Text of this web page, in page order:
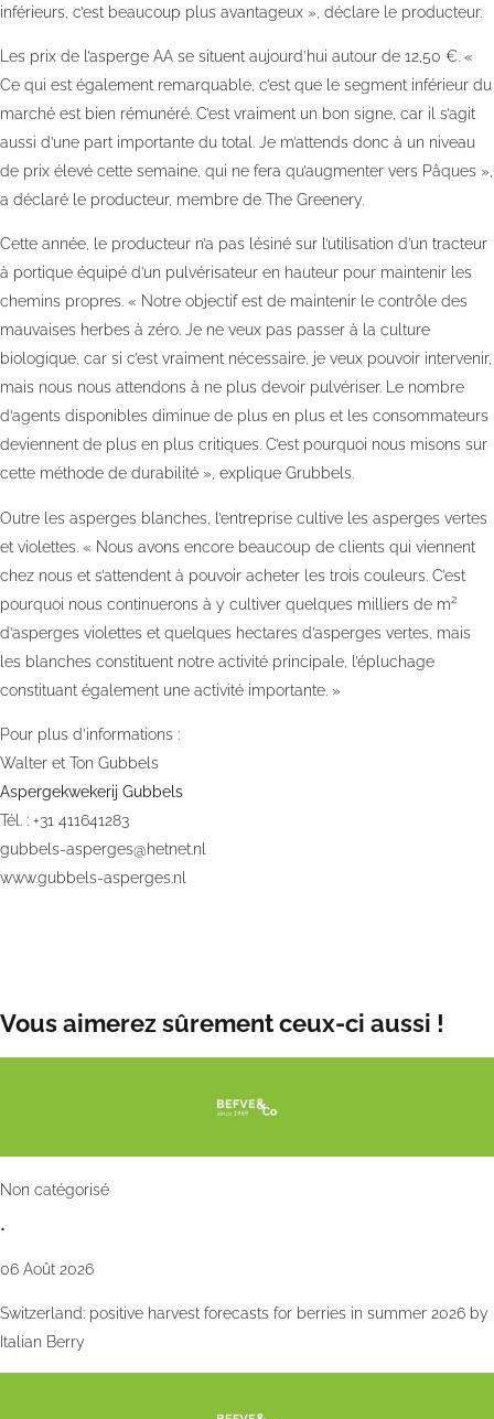
inférieurs, c’est beaucoup plus avantageux », déclare le producteur.
Les prix de l’asperge AA se situent aujourd’hui autour de 12,50 €. «
Ce qui est également remarquable, c’est que le segment inférieur du
marché est bien rémunéré. C’est vraiment un bon signe, car il s’agit
aussi d’une part importante du total. Je m’attends donc à un niveau
de prix élevé cette semaine, qui ne fera qu’augmenter vers Pâques »,
a déclaré le producteur, membre de The Greenery.
Cette année, le producteur n’a pas lésiné sur l’utilisation d’un tracteur
à portique équipé d’un pulvérisateur en hauteur pour maintenir les
chemins propres. « Notre objectif est de maintenir le contrôle des
mauvaises herbes à zéro. Je ne veux pas passer à la culture
biologique, car si c’est vraiment nécessaire, je veux pouvoir intervenir,
mais nous nous attendons à ne plus devoir pulvériser. Le nombre
d’agents disponibles diminue de plus en plus et les consommateurs
deviennent de plus en plus critiques. C’est pourquoi nous misons sur
cette méthode de durabilité », explique Grubbels.
Outre les asperges blanches, l’entreprise cultive les asperges vertes
et violettes. « Nous avons encore beaucoup de clients qui viennent
chez nous et s’attendent à pouvoir acheter les trois couleurs. C’est
pourquoi nous continuerons à y cultiver quelques milliers de m2
d’asperges violettes et quelques hectares d’asperges vertes, mais
les blanches constituent notre activité principale, l’épluchage
constituant également une activité importante. »
Pour plus d’informations :
Walter et Ton Gubbels
Aspergekwekerij Gubbels
Tél. : +31 411641283
gubbels-asperges@hetnet.nl
www.gubbels-asperges.nl
Vous aimerez sûrement ceux-ci aussi !
Non catégorisé
•
06 Août 2026
Switzerland: positive harvest forecasts for berries in summer 2026 by
Italian Berry